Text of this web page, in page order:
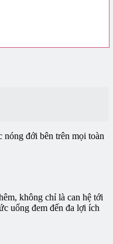
nóng đới bên trên mọi toàn
không chỉ là can hệ tới
uống đem đến đa lợi ích